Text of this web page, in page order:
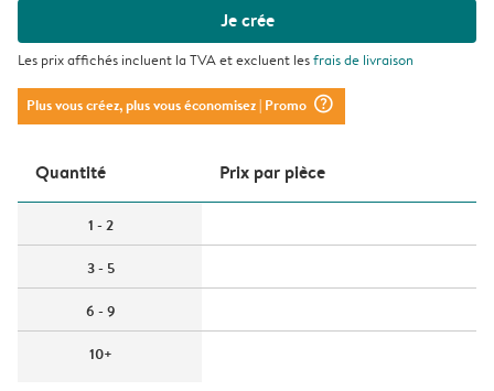
Je crée
Les prix affichés incluent la TVA et excluent lesfrais de livraison
Plus vous créez, plus vous économisez| Promo question_mark_circle
Quantité Prix ​​par pièce
1 - 2
3 - 5
6 - 9
10+